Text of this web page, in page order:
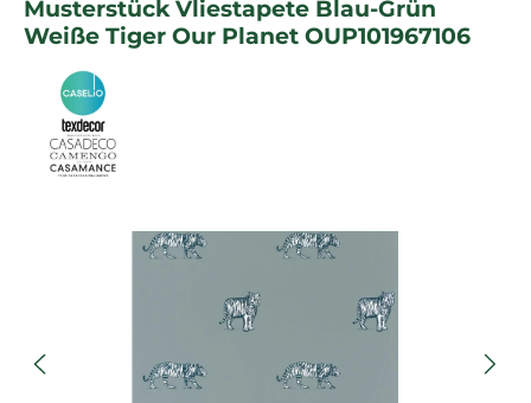
Musterstück Vliestapete Blau-Grün
Weiße Tiger Our Planet OUP101967106
Bildergalerie überspringen